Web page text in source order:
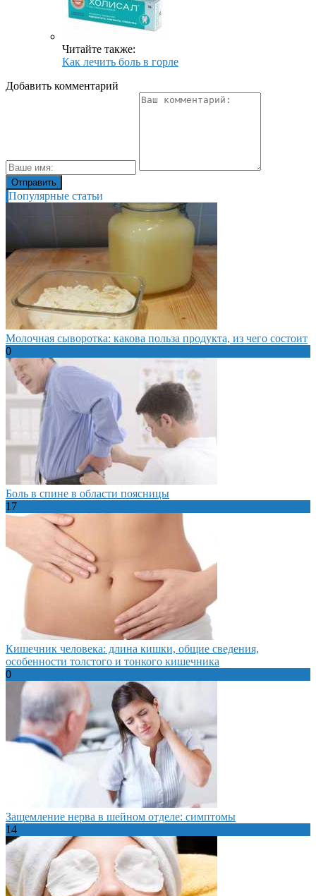
Читайте также:
Как лечить боль в горле
Добавить комментарий
Популярные статьи
Молочная сыворотка: какова польза продукта, из чего состоит
0
Боль в спине в области поясницы
17
Кишечник человека: длина кишки, общие сведения,
особенности толстого и тонкого кишечника
0
Защемление нерва в шейном отделе: симптомы
14